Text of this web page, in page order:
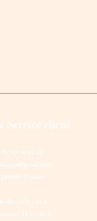
client
45 50 63 22
France
: 11 h - 22 h
: 11 h - 24 h